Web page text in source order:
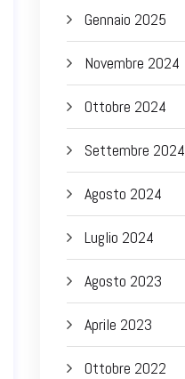
Gennaio 2025
Novembre 2024
Ottobre 2024
Settembre 2024
Agosto 2024
Luglio 2024
Agosto 2023
Aprile 2023
Ottobre 2022